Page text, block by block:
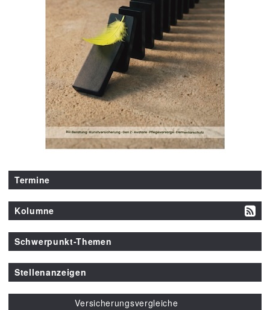
Termine
Kolumne
Schwerpunkt-Themen
Stellenanzeigen
Versicherungsvergleiche